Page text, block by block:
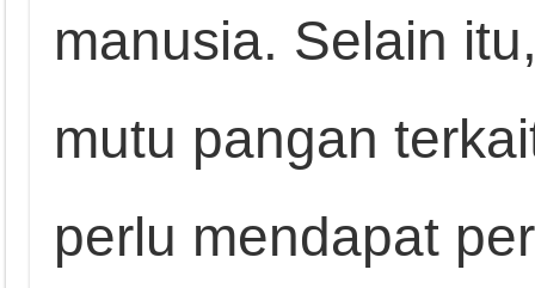
manusia. Selain
mutu pangan
perlu mendapat